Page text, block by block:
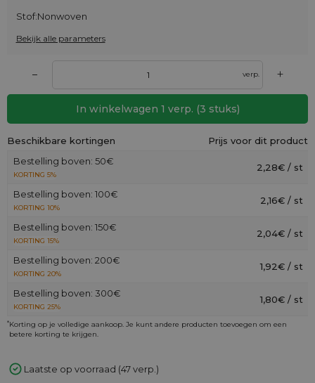
Stof:Nonwoven
Bekijk alle parameters
– verp. +
In winkelwagen 1 verp. (3 stuks)
Beschikbare kortingen
Prijs voor dit product
Bestelling boven: 50€
KORTING 5%
2,28€ / st
Bestelling boven: 100€
KORTING 10%
2,16€ / st
Bestelling boven: 150€
KORTING 15%
2,04€ / st
Bestelling boven: 200€
KORTING 20%
1,92€ / st
Bestelling boven: 300€
KORTING 25%
1,80€ / st
*Korting op je volledige aankoop. Je kunt andere producten toevoegen om een
betere korting te krijgen.
Laatste op voorraad (47 verp.)